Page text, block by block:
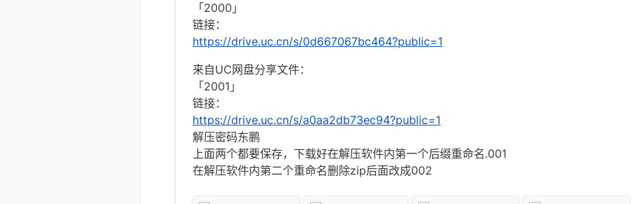
「2000」
链接：
https://drive.uc.cn/s/0d667067bc464?public=1
来自UC网盘分享文件：
「2001」
链接：
https://drive.uc.cn/s/a0aa2db73ec94?public=1
解压密码东鹏
上面两个都要保存，下载好在解压软件内第一个后缀重命名.001
在解压软件内第二个重命名删除zip后面改成002